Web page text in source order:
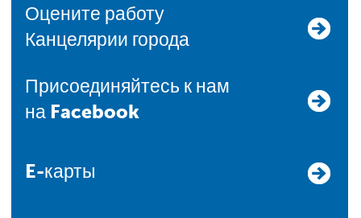
Оцените работу
Канцелярии города
Присоединяйтесь к нам
на Facebook
E-карты